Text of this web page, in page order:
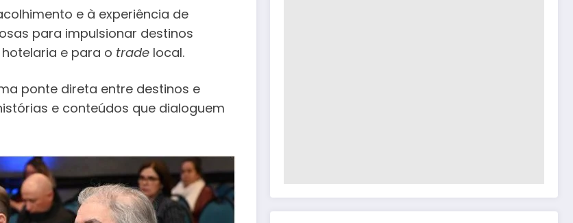
e à experiência de
para impulsionar destinos
e para o trade local.
ponte direta entre destinos e
e conteúdos que dialoguem